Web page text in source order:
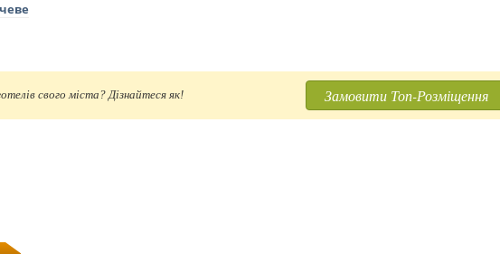
свого міста? Дізнайтеся як! Замовити Топ-Розміщення